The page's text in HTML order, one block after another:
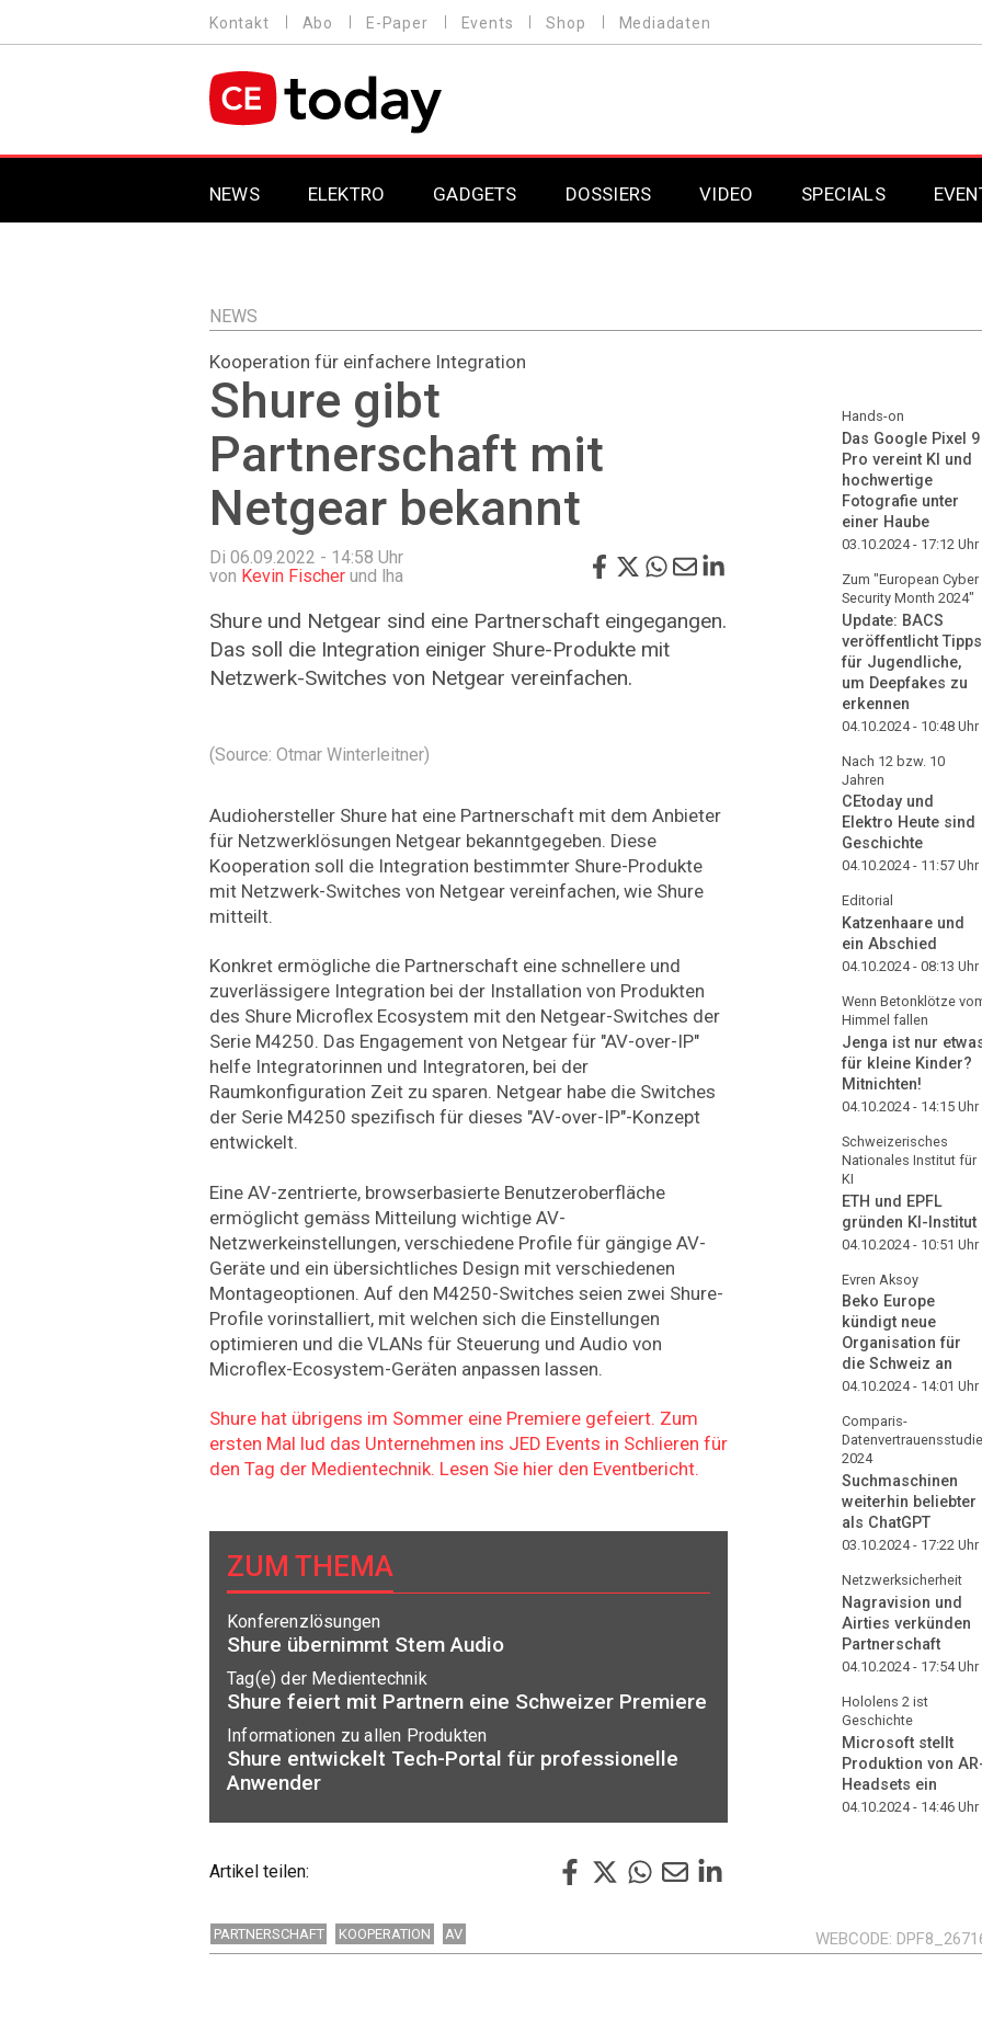
zum
MENU
Kontakt Abo E-Paper Events Shop Mediadaten
MAIN NAVIGATION
NEWS ELEKTRO GADGETS DOSSIERS VIDEO SPECIALS
Professional AV
Professional AV
NEWS
Kooperation für einfachere Integration
Shure gibt
Partnerschaft mit
Netgear bekannt
Di 06.09.2022 - 14:58 Uhr
von Kevin Fischer und lha
Shure und Netgear sind eine Partnerschaft eingegangen.
Das soll die Integration einiger Shure-Produkte mit
Netzwerk-Switches von Netgear vereinfachen.
(Source: Otmar Winterleitner)
Audiohersteller Shure hat eine Partnerschaft mit dem Anbieter
für Netzwerklösungen Netgear bekanntgegeben. Diese
Kooperation soll die Integration bestimmter Shure-Produkte
mit Netzwerk-Switches von Netgear vereinfachen, wie Shure
mitteilt.
Konkret ermögliche die Partnerschaft eine schnellere und
zuverlässigere Integration bei der Installation von Produkten
des Shure Microflex Ecosystem mit den Netgear-Switches der
Serie M4250. Das Engagement von Netgear für "AV-over-IP"
helfe Integratorinnen und Integratoren, bei der
Raumkonfiguration Zeit zu sparen. Netgear habe die Switches
der Serie M4250 spezifisch für dieses "AV-over-IP"-Konzept
entwickelt.
Eine AV-zentrierte, browserbasierte Benutzeroberfläche
ermöglicht gemäss Mitteilung wichtige AV-
Netzwerkeinstellungen, verschiedene Profile für gängige AV-
Geräte und ein übersichtliches Design mit verschiedenen
Montageoptionen. Auf den M4250-Switches seien zwei Shure-
Profile vorinstalliert, mit welchen sich die Einstellungen
optimieren und die VLANs für Steuerung und Audio von
Microflex-Ecosystem-Geräten anpassen lassen.
Shure hat übrigens im Sommer eine Premiere gefeiert. Zum
ersten Mal lud das Unternehmen ins JED Events in Schlieren für
den Tag der Medientechnik. Lesen Sie hier den Eventbericht.
ZUM THEMA
Konferenzlösungen
Shure übernimmt Stem Audio
Tag(e) der Medientechnik
Shure feiert mit Partnern eine Schweizer Premiere
Informationen zu allen Produkten
Shure entwickelt Tech-Portal für professionelle
Anwender
Artikel teilen:
Hands-on
Das Google Pixel 9
Pro vereint KI und
hochwertige
Fotografie unter
einer Haube
03.10.2024 - 17:12 Uhr
Zum "European Cyber
Security Month 2024"
Update: BACS
veröffentlicht Tipps
für Jugendliche,
um Deepfakes zu
erkennen
04.10.2024 - 10:48 Uhr
Nach 12 bzw. 10
Jahren
CEtoday und
Elektro Heute sind
Geschichte
04.10.2024 - 11:57 Uhr
Editorial
Katzenhaare und
ein Abschied
04.10.2024 - 08:13 Uhr
Wenn Betonklötze
Himmel fallen
Jenga ist nur
für kleine Kinder?
Mitnichten!
04.10.2024 - 14:15 Uhr
Schweizerisches
Nationales Institut für
KI
ETH und EPFL
gründen KI-Institut
04.10.2024 - 10:51 Uhr
Evren Aksoy
Beko Europe
kündigt neue
Organisation für
die Schweiz an
04.10.2024 - 14:01 Uhr
Comparis-
Datenvertrauensstudie
2024
Suchmaschinen
weiterhin beliebter
als ChatGPT
03.10.2024 - 17:22 Uhr
Netzwerksicherheit
Nagravision und
Airties verkünden
Partnerschaft
04.10.2024 - 17:54Uhr
Hololens 2 ist
Geschichte
Microsoft stellt
Produktion von
Headsets ein
04.10.2024 - 14:46 Uhr
PARTNERSCHAFT KOOPERATION AV WEBCODE